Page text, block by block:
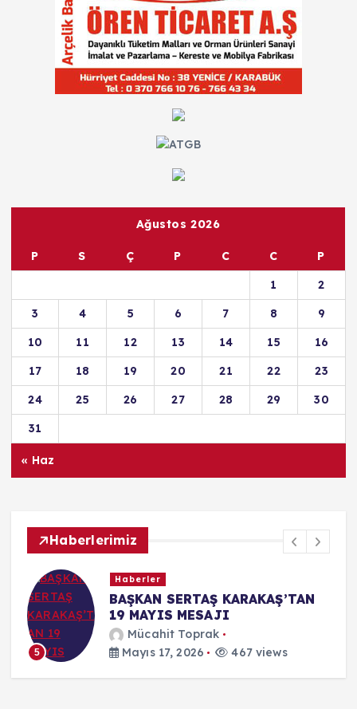
Ağustos 2026
P S Ç P C C
P
1
2
3
4 5 6 7 8
9
10
11 12 13 14 15
16
17
18 19 20 21 22
23
24
25 26 27 28 29
30
31
« Haz
Haberlerimiz
5
Haberler
BAŞKAN SERTAŞ KARAKAŞ’TAN
19 MAYIS MESAJI
Mücahit Toprak
Mayıs 17, 2026
467 views